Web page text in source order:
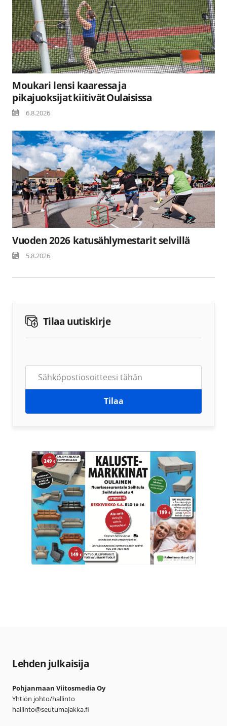
Moukari lensi kaaressa ja
pikajuoksijat kiitivät Oulaisissa
6.8.2026
Vuoden 2026 katusählymestarit selvillä
5.8.2026
Tilaa uutiskirje
Tilaa
Lehden julkaisija
Pohjanmaan Viitosmedia Oy
Yhtiön johto/hallinto
hallinto@seutumajakka.fi